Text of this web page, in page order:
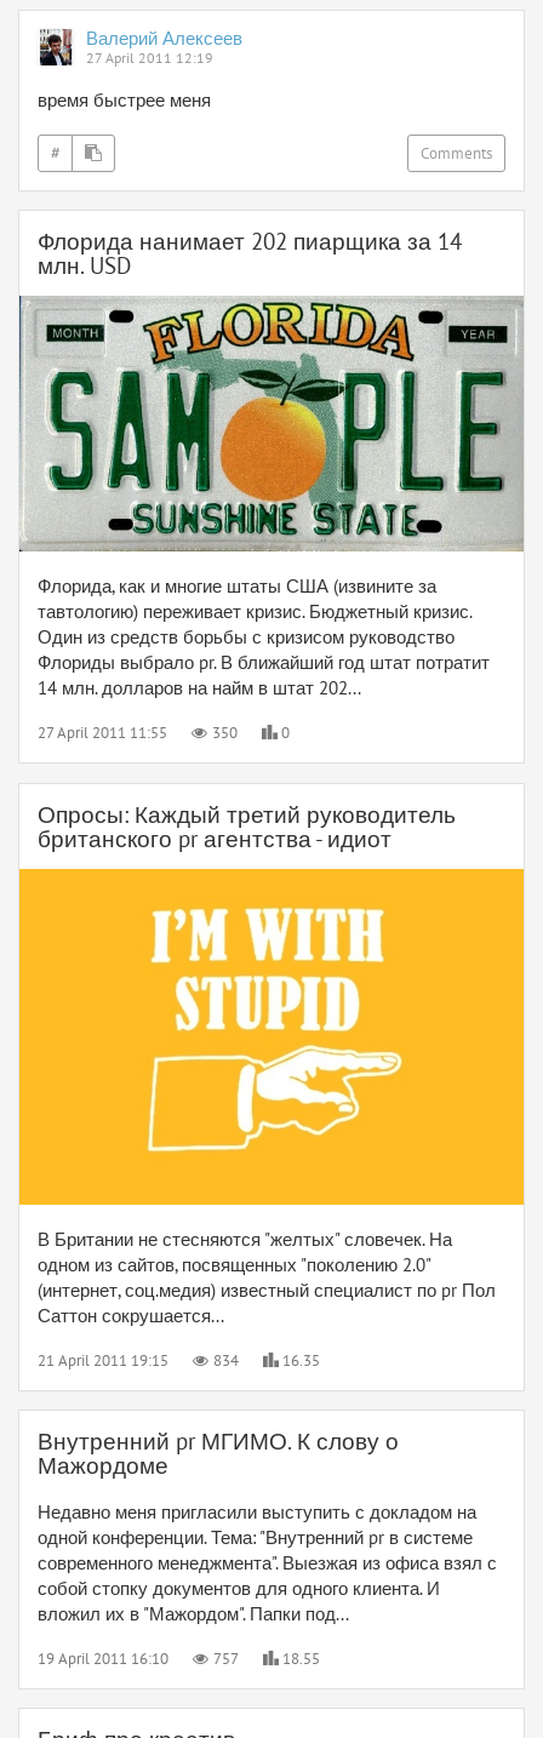
Валерий Алексеев
27 April 2011 12:19
время быстрее меня
# Comments
Флорида нанимает 202 пиарщика за 14
млн. USD
Флорида, как и многие штаты США (извините за
тавтологию) переживает кризис. Бюджетный кризис.
Один из средств борьбы с кризисом руководство
Флориды выбрало pr. В ближайший год штат потратит
14 млн. долларов на найм в штат 202...
27 April 2011 11:55 350 0
Опросы: Каждый третий руководитель
британского pr агентства - идиот
В Британии не стесняются "желтых" словечек. На
одном из сайтов, посвященных "поколению 2.0"
(интернет, соц.медия) известный специалист по pr Пол
Саттон сокрушается...
21 April 2011 19:15 834 16.35
Внутренний pr МГИМО. К слову о
Мажордоме
Недавно меня пригласили выступить с докладом на
одной конференции. Тема: "Внутренний pr в системе
современного менеджмента". Выезжая из офиса взял с
собой стопку документов для одного клиента. И
вложил их в "Мажордом". Папки под...
19 April 2011 16:10 757 18.55